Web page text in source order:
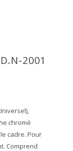
2001
chromé
cadre. Pour
Comprend